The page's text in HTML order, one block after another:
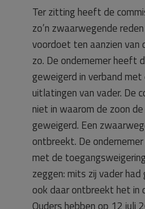
Ter zitting heeft de
zo’n zwaarwegende
voordoet ten aanzien van
zo. De ondernemer heeft
geweigerd in verband
uitlatingen van vader. De
niet in waarom de zoon
geweigerd. Een
ontbreekt. De
met de
zeggen: mits zij vader
ook daar ontbreekt het in